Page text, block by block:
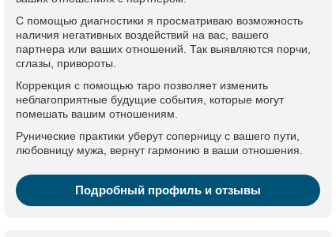
С помощью диагностики я просматриваю возможность
наличия негативных воздействий на вас, вашего
партнера или ваших отношений. Так выявляются порчи,
сглазы, привороты.
Коррекция с помощью таро позволяет изменить
неблагоприятные будущие события, которые могут
помешать вашим отношениям.
Рунические практики уберут соперницу с вашего пути,
любовницу мужа, вернут гармонию в ваши отношения.
Подробный профиль и отзывы